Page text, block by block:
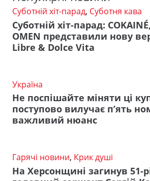
Суботній хіт-парад, Суботня кава
Суботній хіт-парад:
OMEN представили нову
Libre & Dolce Vita
Україна
Не поспішайте міняти ці
поступово вилучає п’ять
важливий нюанс
Гарячі новини, Крик душі
На Херсонщині загинув 51-